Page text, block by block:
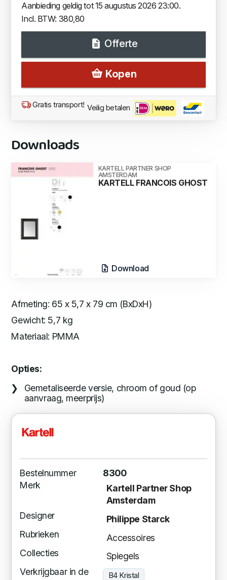
Aanbieding geldig tot 15 augustus 2026 23:00.
Incl. BTW: 380,80
Offerte
Kopen
Gratis transport! Veilig betalen
Downloads
KARTELL PARTNER SHOP
AMSTERDAM
KARTELL FRANCOIS GHOST
Download
Afmeting: 65 x 5,7 x 79 cm (BxDxH)
Gewicht: 5,7 kg
Materiaal: PMMA
Opties:
Gemetaliseerde versie, chroom of goud (op
aanvraag, meerprijs)
Bestelnummer
8300
Merk
Kartell Partner Shop
Amsterdam
Designer
Philippe Starck
Rubrieken
Accessoires
Collecties
Spiegels
Verkrijgbaar in de
B4 Kristal